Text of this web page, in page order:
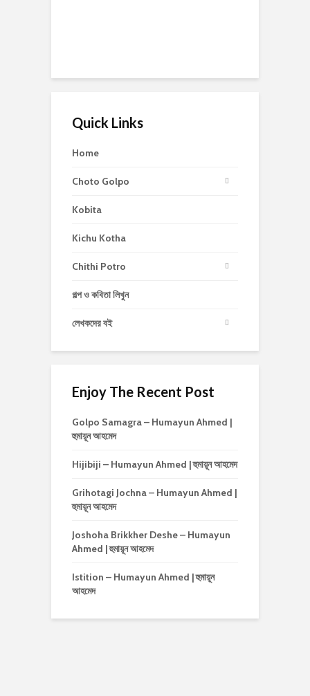
Quick Links
Home
Choto Golpo
Kobita
Kichu Kotha
Chithi Potro
গল্প ও কবিতা লিখুন
লেখকদের বই
Enjoy The Recent Post
Golpo Samagra – Humayun Ahmed |
হুমায়ূন আহমেদ
Hijibiji – Humayun Ahmed | হুমায়ূন আহমেদ
Grihotagi Jochna – Humayun Ahmed |
হুমায়ূন আহমেদ
Joshoha Brikkher Deshe – Humayun
Ahmed | হুমায়ূন আহমেদ
Istition – Humayun Ahmed | হুমায়ূন
আহমেদ